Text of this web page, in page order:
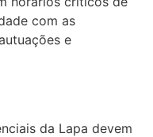
com as
e
da Lapa devem